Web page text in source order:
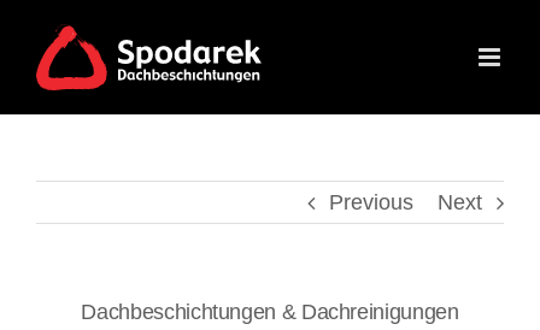
content
Previous Next
Dachbeschichtungen & Dachreinigungen